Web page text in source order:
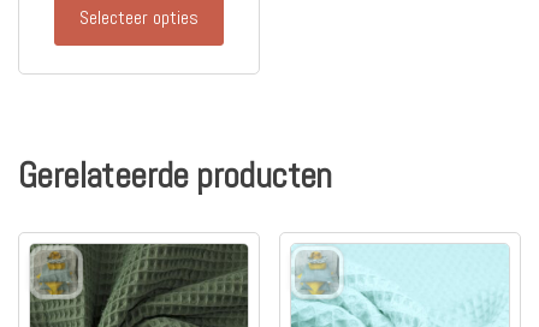
Selecteer opties
Gerelateerde producten